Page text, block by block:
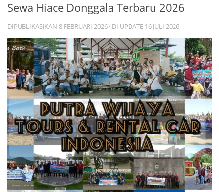
Sewa Hiace Donggala Terbaru 2026
DIPUBLIKASIKAN 8 FEBRUARI 2026 · DI UPDATE 16 JULI 2026